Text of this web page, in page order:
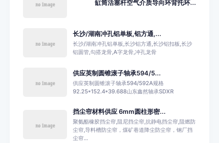
缸筒活塞杆空气介质导向环背托环...
长沙/湖南冲孔铝单板,铝方通,...
长沙/湖南冲孔铝单板,长沙铝方通,长沙铝扣板,长沙
铝圆管,勾搭龙骨,A字龙骨,冲孔龙骨
供应英制圆锥滚子轴承594/5...
供应英制圆锥滚子轴承594/592A规格
92.25*152.4*39.688山东鑫然轴承SDXR
挡尘帘材料供应 6mm圆柱形密...
聚氨酯橡胶挡尘帘,阻尼挡尘帘,抗静电挡尘帘,阻燃防
尘帘,导料槽防尘帘，煤矿巷道降尘防尘帘，钢厂挡
尘帘...